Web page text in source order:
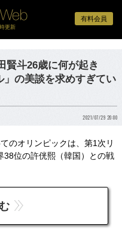
有料会員
更新
賢斗26歳に何が起き
」の美談を求めすぎてい
2021/07/29 20:00
のオリンピックは、第1次リ
38位の許侊熙（韓国）との戦